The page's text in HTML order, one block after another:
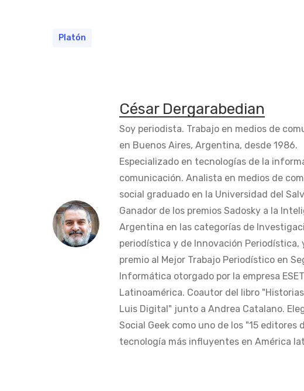
Platón
César Dergarabedian
Soy periodista. Trabajo en medios de
en Buenos Aires, Argentina, desde 1986.
Especializado en tecnologías de la
comunicación. Analista en medios de
social graduado en la Universidad del
Ganador de los premios Sadosky a la
Argentina en las categorías de
periodística y de Innovación Periodística,
premio al Mejor Trabajo Periodístico en
Informática otorgado por la empresa ESET
Latinoamérica. Coautor del libro
Luis Digital" junto a Andrea Catalano.
Social Geek como uno de los "15 editores
tecnología más influyentes en América